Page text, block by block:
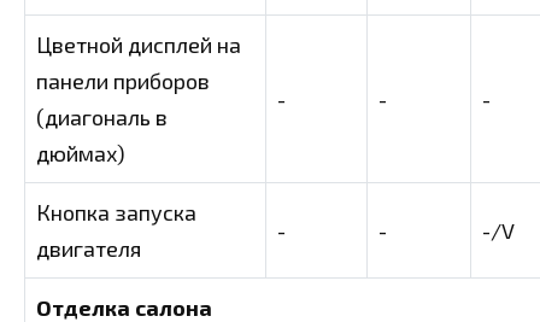
Цветной дисплей на
панели приборов
(диагональ в
дюймах)
- - -
Кнопка запуска
двигателя
- - -/V
Отделка салона